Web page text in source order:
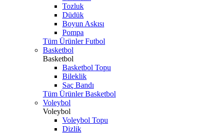
Tozluk
Düdük
Boyun Askısı
Pompa
Tüm Ürünler Futbol
Basketbol
Basketbol
Basketbol Topu
Bileklik
Saç Bandı
Tüm Ürünler Basketbol
Voleybol
Voleybol
Voleybol Topu
Dizlik